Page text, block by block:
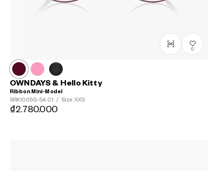
0
OWNDAYS & Hello Kitty
Ribbon Mini-Model
SRK1005G-5A C1 / Size: XXS
₫2.780.000